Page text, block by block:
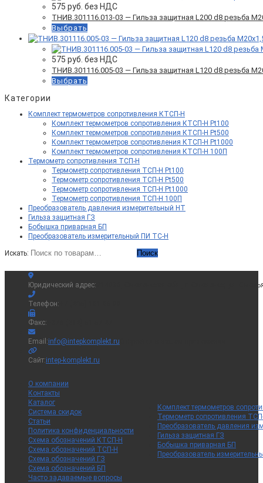
575 руб. без НДС
ТНИВ.301116.013-03 — Гильза защитная L200 d8 резьба
Выбрать
575 руб. без НДС
ТНИВ.301116.005-03 — Гильза защитная L120 d8 резьба
Выбрать
Категории
Комплект термометров сопротивления КТСП-Н
Комплект термометров сопротивления КТСП-Н Pt100
Комплект термометров сопротивления КТСП-Н Pt500
Комплект термометров сопротивления КТСП-Н Pt1000
Комплект термометров сопротивления КТСП-Н 100П
Термометр сопротивления ТСП-Н
Термометр сопротивления ТСП-Н Pt100
Термометр сопротивления ТСП-Н Pt500
Термометр сопротивления ТСП-Н Pt1000
Термометр сопротивления ТСП-Н 100П
Преобразователь давления измерительный НТ
Гильза защитная ГЗ
Бобышка приварная БП
Преобразователь измерительный ПИ ТС-Н
Искать: Поиск
Юридический адрес: 214036, Смоленская обл., г. Смоленск, ул.
Телефон:
Факс:
Email:info@intepkomplekt.ru
Сайт:intep-komplekt.ru
О компании
Контакты
Каталог
Система скидок
Статьи
Политика конфиденциальности
Схема обозначений КТСП-Н
Схема обозначений ТСП-Н
Схема обозначений ГЗ
Схема обозначений БП
Часто задаваемые вопросы
Комплект термометров
Термометр сопротивления
Преобразователь давления
Гильза защитная ГЗ
Бобышка приварная БП
Преобразователь